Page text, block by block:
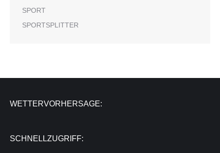
SPORT
SPORTSPLITTER
WETTERVORHERSAGE:
SCHNELLZUGRIFF: